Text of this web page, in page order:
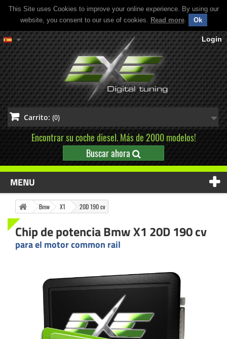
This Site uses Cookies to improve your online experience. By using our
website, you consent to our use of cookies. Read more. Ok
Login
Carrito: (0)
Encontrar su coche diesel. Más de 2000 modelos!
Buscar ahora
MENU
Bmw X1 20D 190 cv
Chip de potencia Bmw X1 20D 190 cv
para el motor common rail